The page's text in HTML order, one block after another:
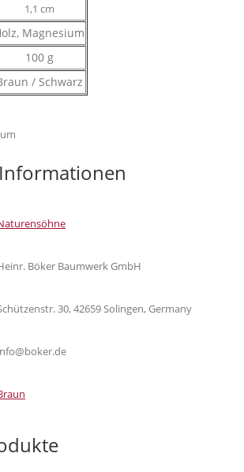
1,1 cm
Magnesium
100 g
/ Schwarz
Böker Baumwerk GmbH
30, 42659 Solingen, Germany